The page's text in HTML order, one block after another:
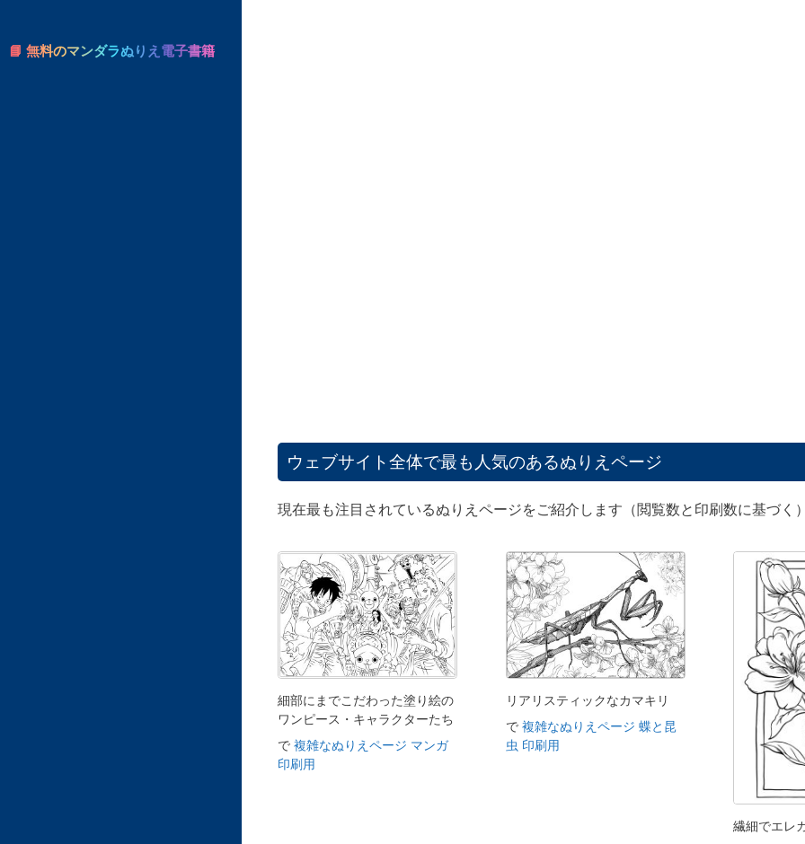
ウェブサイト全体で最も人気のあるぬりえページ
現在最も注目されているぬりえページをご紹介します（閲覧数と印刷数に基づく
細部にまでこだわった塗り絵の
ワンピース・キャラクターたち
で 複雑なぬりえページ マンガ
印刷用
リアリスティックなカマキリ
で 複雑なぬりえページ 蝶と昆
虫 印刷用
繊細でエレ
📘 無料のマンダラぬりえ電子書籍